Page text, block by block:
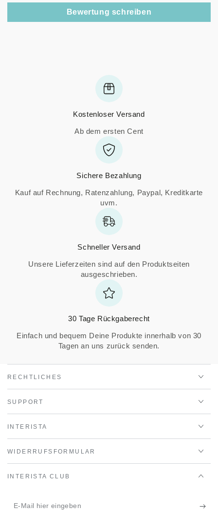
Bewertung schreiben
Kostenloser Versand
Ab dem ersten Cent
Sichere Bezahlung
Kauf auf Rechnung, Ratenzahlung, Paypal, Kreditkarte
uvm.
Schneller Versand
Unsere Lieferzeiten sind auf den Produktseiten
ausgeschrieben.
30 Tage Rückgaberecht
Einfach und bequem Deine Produkte innerhalb von 30
Tagen an uns zurück senden.
RECHTLICHES
SUPPORT
INTERISTA
WIDERRUFSFORMULAR
INTERISTA CLUB
E-